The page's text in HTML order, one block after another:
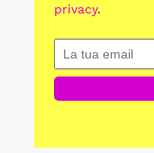
privacy.